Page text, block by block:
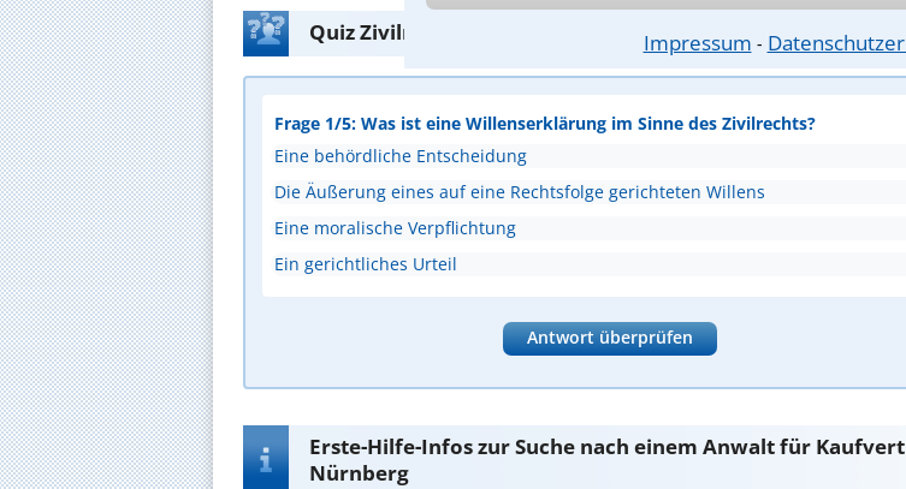
Impressum ⁃
Quiz Zivilrecht - Prüfe Dein Rechtswissen
Frage 1/5: Was ist eine Willenserklärung im Sinne des Zivilrechts?
Eine behördliche Entscheidung
Die Äußerung eines auf eine Rechtsfolge gerichteten Willens
Eine moralische Verpflichtung
Ein gerichtliches Urteil
Antwort überprüfen
Erste-Hilfe-Infos zur Suche nach einem Anwalt für
Nürnberg